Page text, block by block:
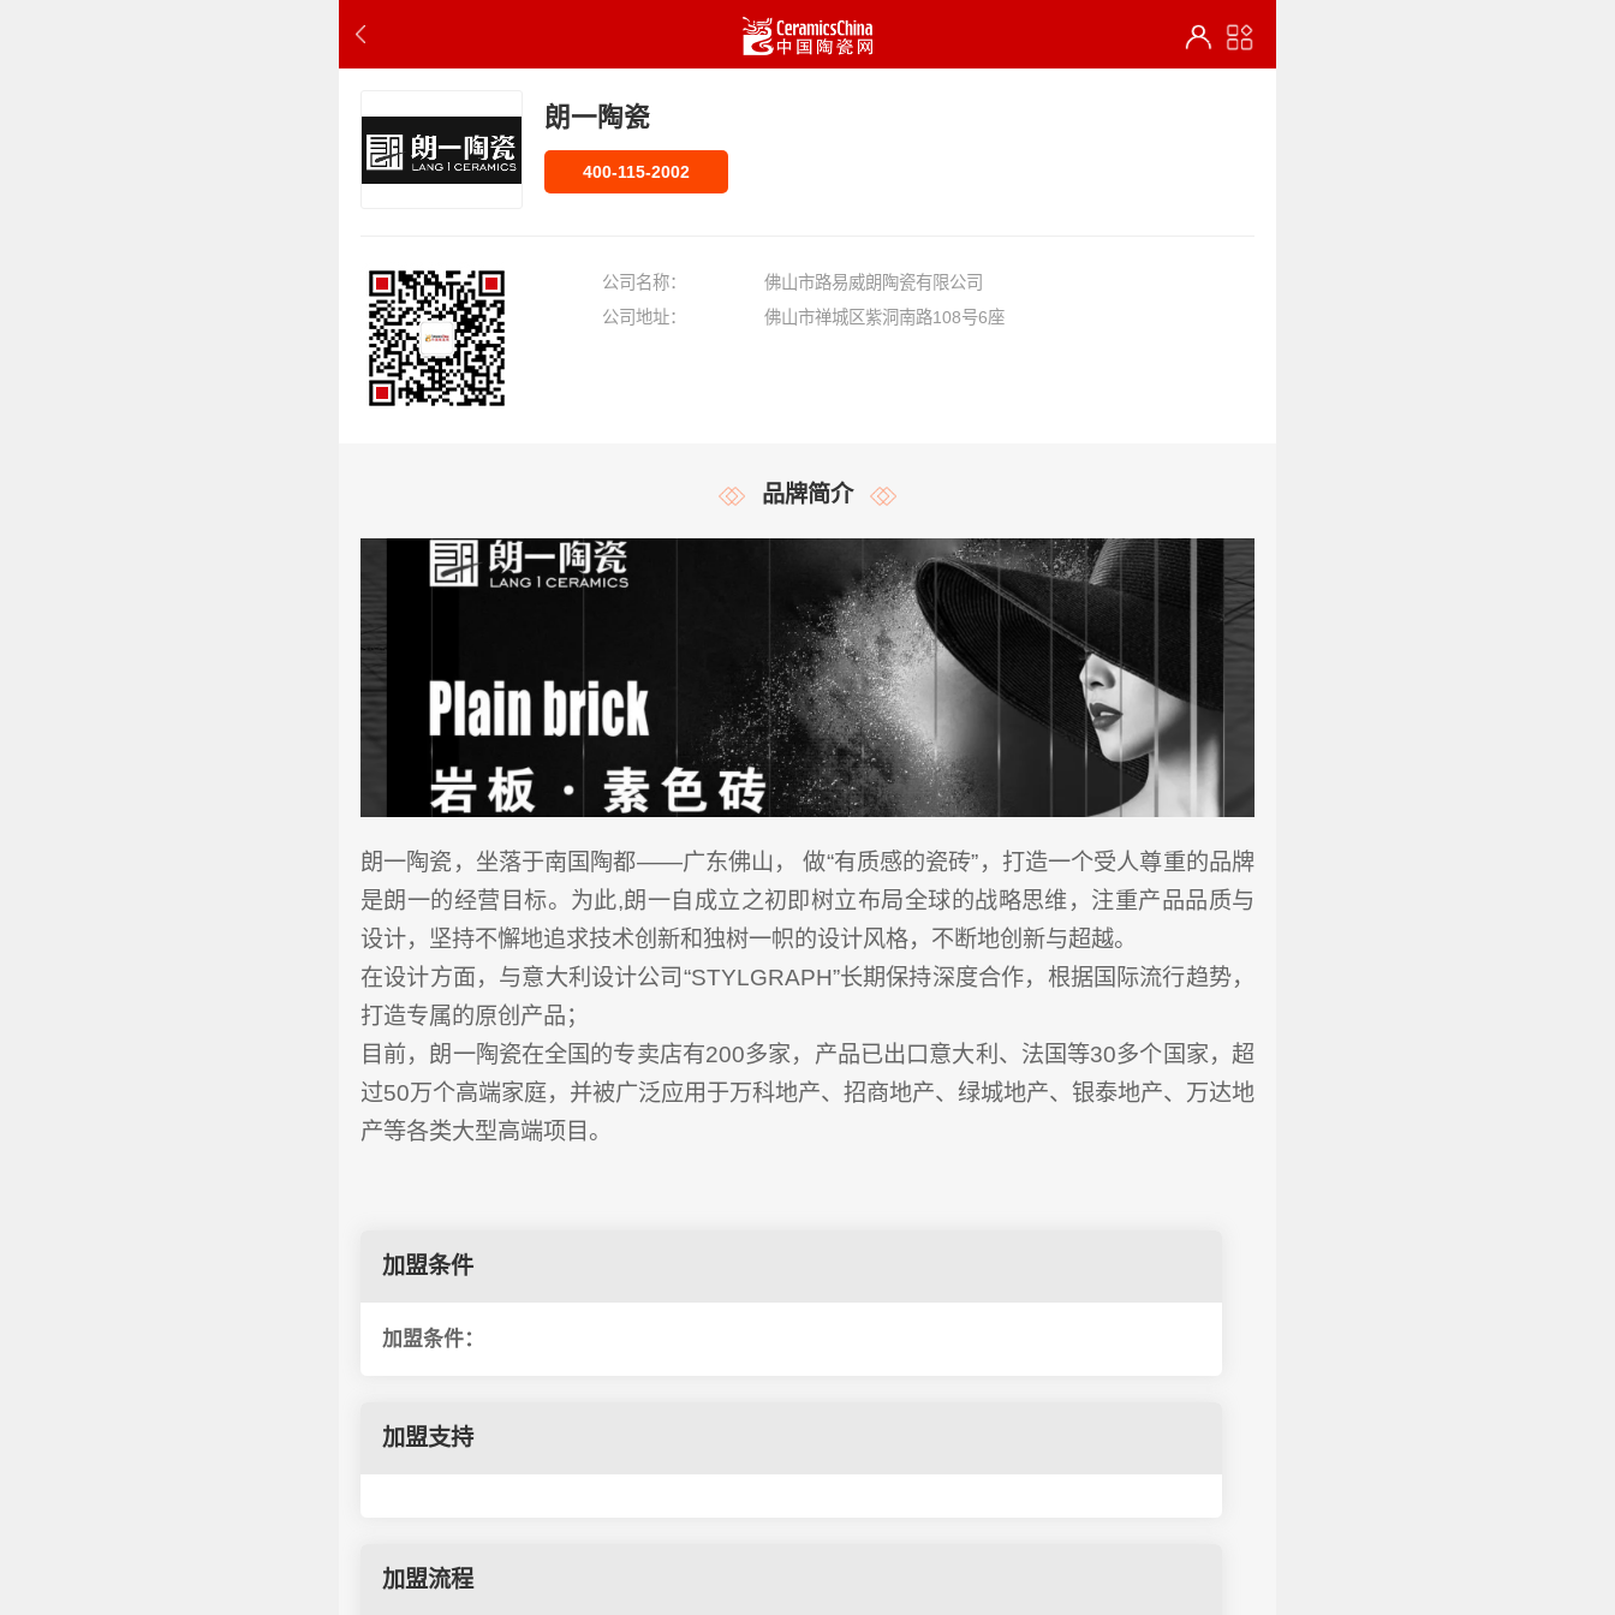
朗一陶瓷
400-115-2002
公司名称：
佛山市路易威朗陶瓷有限公司
公司地址：
佛山市禅城区紫洞南路108号6座
品牌简介
朗一陶瓷，坐落于南国陶都——广东佛山， 做“有质感的瓷砖”，打造一个受人尊重的品牌
是朗一的经营目标。为此,朗一自成立之初即树立布局全球的战略思维，注重产品品质与
设计，坚持不懈地追求技术创新和独树一帜的设计风格，不断地创新与超越。
在设计方面，与意大利设计公司“STYLGRAPH”长期保持深度合作，根据国际流行趋势，
打造专属的原创产品；
目前，朗一陶瓷在全国的专卖店有200多家，产品已出口意大利、法国等30多个国家，超
过50万个高端家庭，并被广泛应用于万科地产、招商地产、绿城地产、银泰地产、万达地
产等各类大型高端项目。
加盟条件
加盟条件：
加盟支持
加盟流程